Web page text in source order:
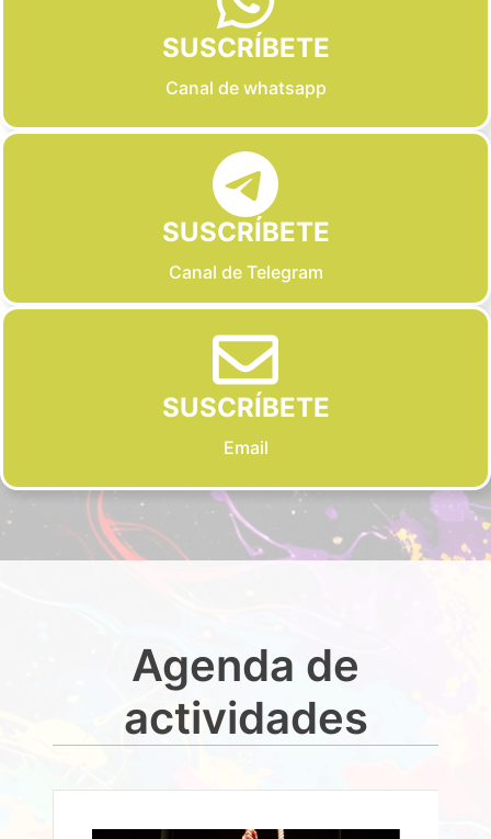
SUSCRÍBETE
Canal de whatsapp
SUSCRÍBETE
Canal de Telegram
SUSCRÍBETE
Email
Agenda de
actividades